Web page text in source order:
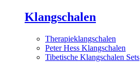
Klangschalen
Therapieklangschalen
Peter Hess Klangschalen
Tibetische Klangschalen Sets